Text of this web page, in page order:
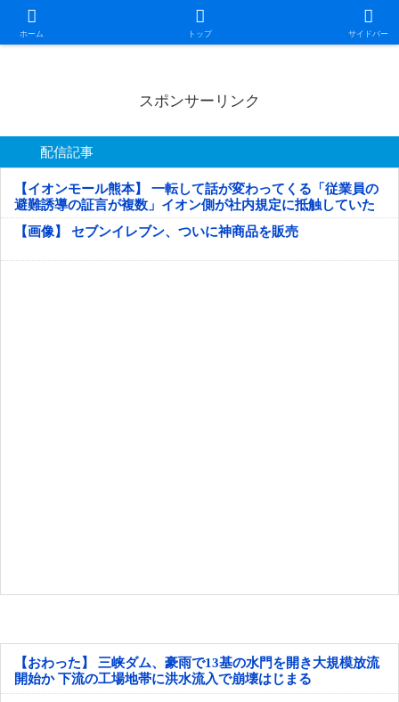
ホーム トップ サイドバー
日本第一！ニュース録
スポンサーリンク
配信記事
【イオンモール熊本】 一転して話が変わってくる「従業員の
避難誘導の証言が複数」イオン側が社内規定に抵触していた
疑い
【画像】 セブンイレブン、ついに神商品を販売
【おわった】 三峡ダム、豪雨で13基の水門を開き大規模放流
開始か 下流の工場地帯に洪水流入で崩壊はじまる